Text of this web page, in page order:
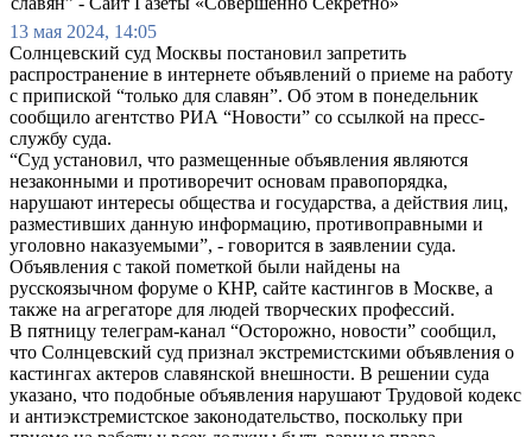
13 мая 2024, 14:05
Солнцевский суд Москвы постановил запретить
распространение в интернете объявлений о приеме на работу
с припиской “только для славян”. Об этом в понедельник
сообщило агентство РИА “Новости” со ссылкой на пресс-
службу суда.
“Суд установил, что размещенные объявления являются
незаконными и противоречит основам правопорядка,
нарушают интересы общества и государства, а действия лиц,
разместивших данную информацию, противоправными и
уголовно наказуемыми”, - говорится в заявлении суда.
Объявления с такой пометкой были найдены на
русскоязычном форуме о КНР, сайте кастингов в Москве, а
также на агрегаторе для людей творческих профессий.
В пятницу телеграм-канал “Осторожно, новости” сообщил,
что Солнцевский суд признал экстремистскими объявления о
кастингах актеров славянской внешности. В решении суда
указано, что подобные объявления нарушают Трудовой кодекс
и антиэкстремистское законодательство, поскольку при